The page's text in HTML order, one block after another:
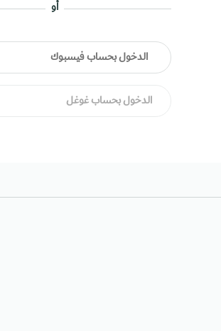
أو
الدخول بحساب فيسبوك
الدخول بحساب غوغل